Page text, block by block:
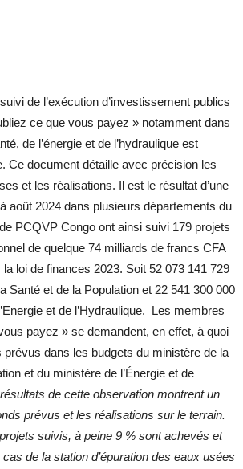
de l’exécution d’investissement publics
ce que vous payez » notamment dans
de l’énergie et de l’hydraulique est
Ce document détaille avec précision les
et les réalisations. Il est le résultat d’une
août 2024 dans plusieurs départements du
PCQVP Congo ont ainsi suivi 179 projets
de quelque 74 milliards de francs CFA
loi de finances 2023. Soit 52 073 141 729
Santé et de la Population et 22 541 300 000
et de l’Hydraulique. Les membres
payez » se demandent, en effet, à quoi
dans les budgets du ministère de la
et du ministère de l’Énergie et de
de cette observation montrent un
prévus et les réalisations sur le terrain.
suivis, à peine 9 % sont achevés et
de la station d’épuration des eaux usées